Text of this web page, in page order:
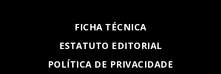
FICHA TÉCNICA
ESTATUTO EDITORIAL
POLÍTICA DE PRIVACIDADE